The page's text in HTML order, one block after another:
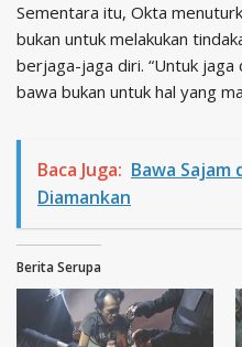
Sementara itu, Okta
bukan untuk melakukan
berjaga-jaga diri. “Untuk
bawa bukan untuk hal yang
Baca Juga: Bawa Sajam
Diamankan
Berita Serupa